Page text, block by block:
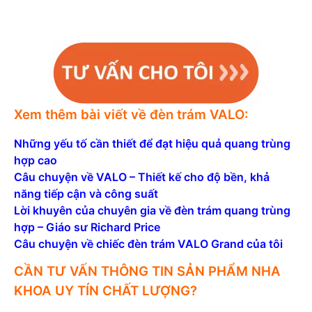
Xem thêm bài viết về đèn trám VALO:
Những yếu tố cần thiết để đạt hiệu quả quang trùng
hợp cao
Câu chuyện về VALO – Thiết kế cho độ bền, khả
năng tiếp cận và công suất
Lời khuyên của chuyên gia về đèn trám quang trùng
hợp – Giáo sư Richard Price
Câu chuyện về chiếc đèn trám VALO Grand của tôi
CẦN TƯ VẤN THÔNG TIN SẢN PHẨM NHA
KHOA UY TÍN CHẤT LƯỢNG?